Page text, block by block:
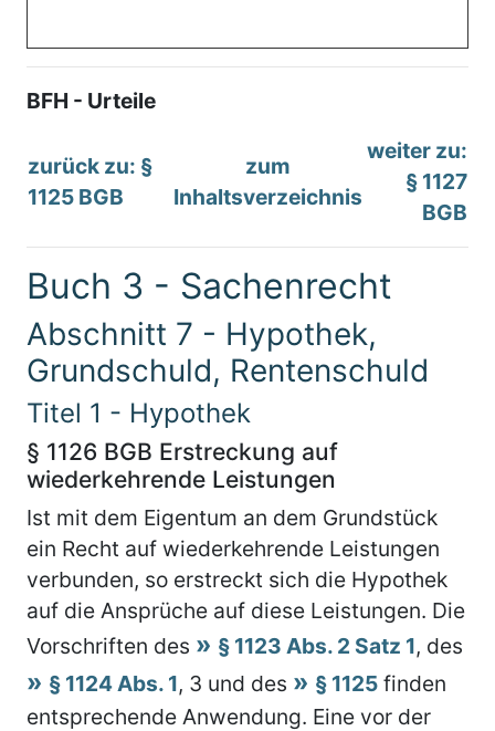
BFH - Urteile
zurück zu: §
1125 BGB
zum
Inhaltsverzeichnis
weiter zu:
§ 1127
BGB
Buch 3 - Sachenrecht
Abschnitt 7 - Hypothek,
Grundschuld, Rentenschuld
Titel 1 - Hypothek
§ 1126 BGB Erstreckung auf
wiederkehrende Leistungen
Ist mit dem Eigentum an dem Grundstück
ein Recht auf wiederkehrende Leistungen
verbunden, so erstreckt sich die Hypothek
auf die Ansprüche auf diese Leistungen. Die
Vorschriften des
§ 1123 Abs. 2 Satz 1, des
§ 1124 Abs. 1, 3 und des § 1125 finden
entsprechende Anwendung. Eine vor der